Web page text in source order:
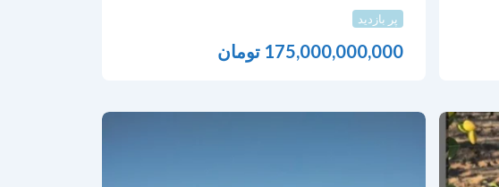
پر بازدید
175,000,000,000 تومان